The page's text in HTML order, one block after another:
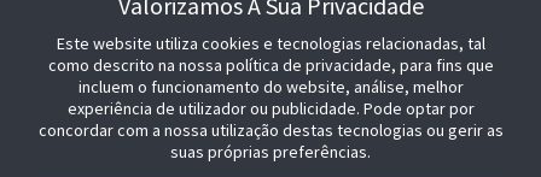
Este website utiliza cookies e tecnologias relacionadas, tal
como descrito na nossa política de privacidade, para fins que
incluem o funcionamento do website, análise, melhor
experiência de utilizador ou publicidade. Pode optar por
concordar com a nossa utilização destas tecnologias ou gerir as
suas próprias preferências.